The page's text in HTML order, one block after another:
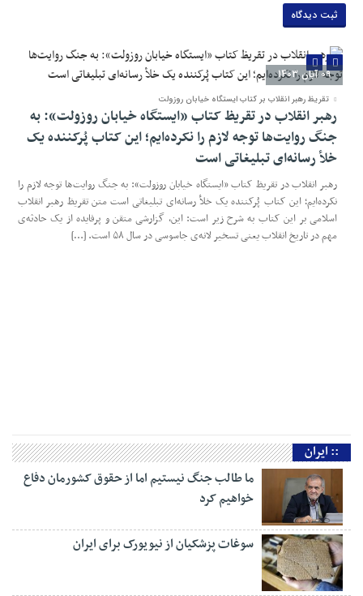
:: ایران
ما طالب جنگ نیستیم اما از حقوق کشورمان دفاع
خواهیم کرد
سوغات پزشکیان از نیویورک برای ایران